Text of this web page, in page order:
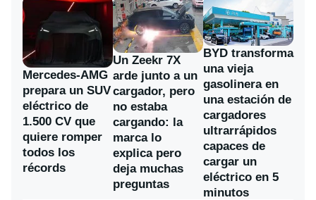
Mercedes-AMG
prepara un SUV
eléctrico de
1.500 CV que
quiere romper
todos los
récords
Un Zeekr 7X
arde junto a un
cargador, pero
no estaba
cargando: la
marca lo
explica pero
deja muchas
preguntas
BYD transforma
una vieja
gasolinera en
una estación de
cargadores
ultrarrápidos
capaces de
cargar un
eléctrico en 5
minutos